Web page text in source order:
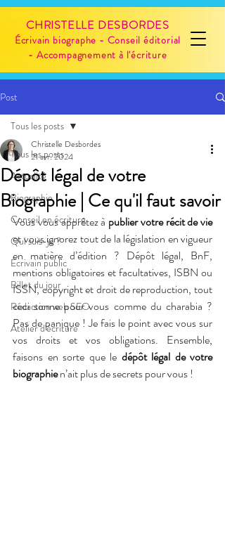
CHRISTELLE DESBORDES
Écrivain biographe - Conseil éditorial
- Accompagnement à l'écriture
Post
Tous les posts
Actualité
Biographie
Conseil en écriture
Qui suis-je ?
Écrivain public
Billet du jour
Rédaction web SEO
Atelier d'écriture
Tous les posts
Dépôt légal de votre
Biographie | Ce qu'il faut savoir
Christelle Desbordes
21 avr. 2024
Vous vous apprêtez à publier votre récit de vie
et vous ignorez tout de la législation en vigueur
en matière d’édition ? Dépôt légal, BnF,
mentions obligatoires et facultatives, ISBN ou
ISSN, copyright et droit de reproduction, tout
ceci sonne pour vous comme du charabia ?
Pas de panique ! Je fais le point avec vous sur
vos droits et vos obligations. Ensemble,
faisons en sorte que le dépôt légal de votre
biographie n’ait plus de secrets pour vous !